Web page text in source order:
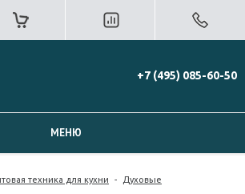
+7 (495) 085-60-50
МЕНЮ
техника для кухни - Духовые